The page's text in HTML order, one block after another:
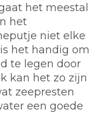
het meestal
het
niet elke
het handig om
te legen door
kan het zo zijn
zeepresten
een goede